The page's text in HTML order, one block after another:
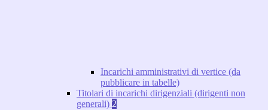
Incarichi amministrativi di vertice (da
pubblicare in tabelle)
Titolari di incarichi dirigenziali (dirigenti non
generali) 2